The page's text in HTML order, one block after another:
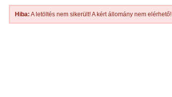
Hiba: A letöltés nem sikerült! A kért állomány nem elérhető!